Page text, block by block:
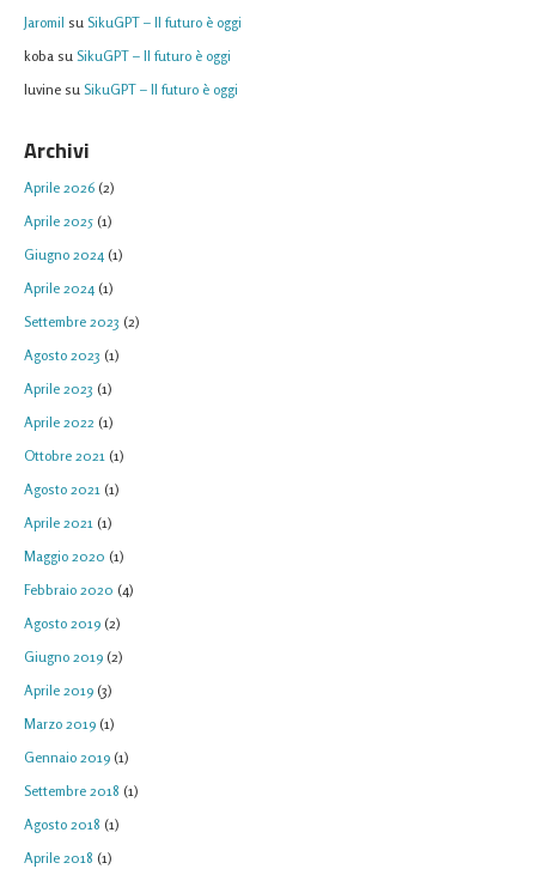
Jaromil su SikuGPT – Il futuro è oggi
koba su SikuGPT – Il futuro è oggi
Iuvine su SikuGPT – Il futuro è oggi
Archivi
Aprile 2026 (2)
Aprile 2025 (1)
Giugno 2024 (1)
Aprile 2024 (1)
Settembre 2023 (2)
Agosto 2023 (1)
Aprile 2023 (1)
Aprile 2022 (1)
Ottobre 2021 (1)
Agosto 2021 (1)
Aprile 2021 (1)
Maggio 2020 (1)
Febbraio 2020 (4)
Agosto 2019 (2)
Giugno 2019 (2)
Aprile 2019 (3)
Marzo 2019 (1)
Gennaio 2019 (1)
Settembre 2018 (1)
Agosto 2018 (1)
Aprile 2018 (1)